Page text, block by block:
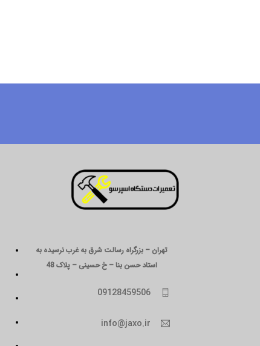
تهران – بزرگراه رسالت شرق به غرب نرسیده به
استاد حسن بنا – خ حسینی – پلاک 48
09128459506
info@jaxo.ir